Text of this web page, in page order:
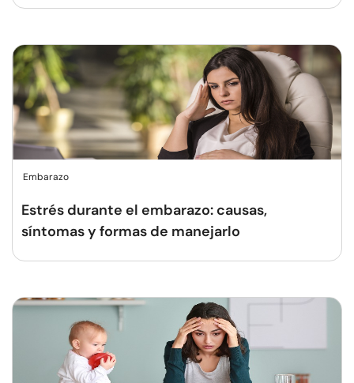
Embarazo
Estrés durante el embarazo: causas,
síntomas y formas de manejarlo